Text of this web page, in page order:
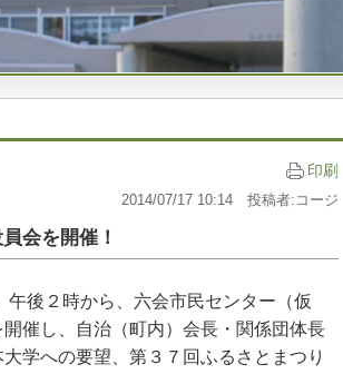
印刷
2014/07/17 10:14 投稿者:コージ
会を開催！
後２時から、六会市民センター（仮
催し、自治（町内）会長・関係団体長
学への要望、第３７回ふるさとまつり